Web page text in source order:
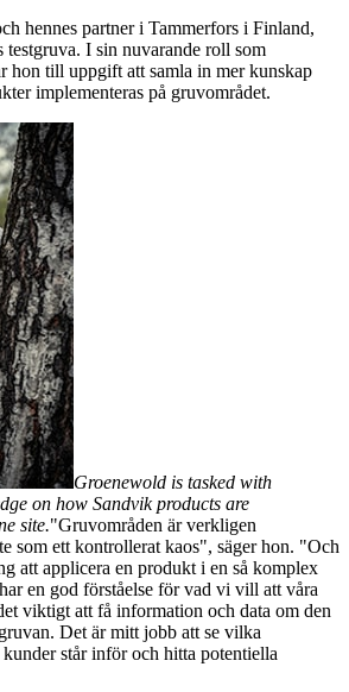
hennes partner i Tammerfors i Finland,
I sin nuvarande roll som
hon till uppgift att samla in mer kunskap
implementeras på gruvområdet.
Groenewold is tasked with
on how Sandvik products are
site."Gruvområden är verkligen
som ett kontrollerat kaos", säger hon. "Och
att applicera en produkt i en så komplex
en god förståelse för vad vi vill att våra
viktigt att få information och data om den
Det är mitt jobb att se vilka
står inför och hitta potentiella